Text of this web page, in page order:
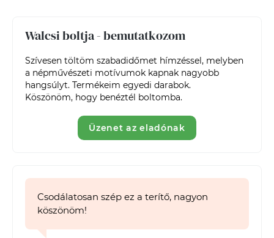
Walcsi boltja - bemutatkozom
Szívesen töltöm szabadidőmet hímzéssel, melyben
a népművészeti motívumok kapnak nagyobb
hangsúlyt. Termékeim egyedi darabok.
Köszönöm, hogy benéztél boltomba.
Üzenet az eladónak
Csodálatosan szép ez a terítő, nagyon
köszönöm!